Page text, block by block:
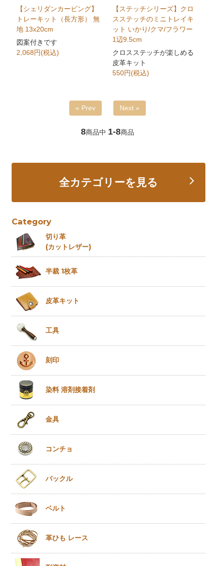
【シェリダンカービング】
トレーキット（長方形） 無
地 13x20cm
図案付きです
2,068円(税込)
【ステッチシリーズ】クロ
スステッチのミニトレイキ
ット いかり/クマ/フラワー
1辺9.5cm
クロスステッチが楽しめる
皮革キット
550円(税込)
« Prev Next »
8商品中 1-8商品
全カテゴリーを見る
Category
切り革
(カットレザー)
半裁 1枚革
皮革キット
工具
刻印
染料 溶剤接着剤
金具
コンチョ
バックル
ベルト
革ひも レース